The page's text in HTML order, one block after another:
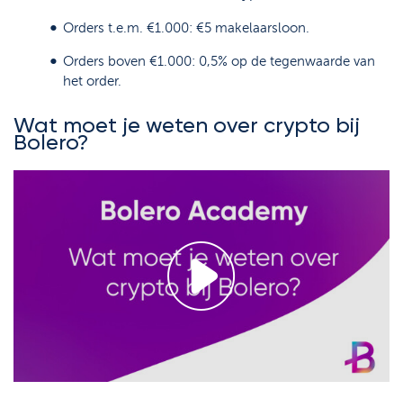
Orders t.e.m. €1.000: €5 makelaarsloon.
Orders boven €1.000: 0,5% op de tegenwaarde van
het order.
Wat moet je weten over crypto bij
Bolero?